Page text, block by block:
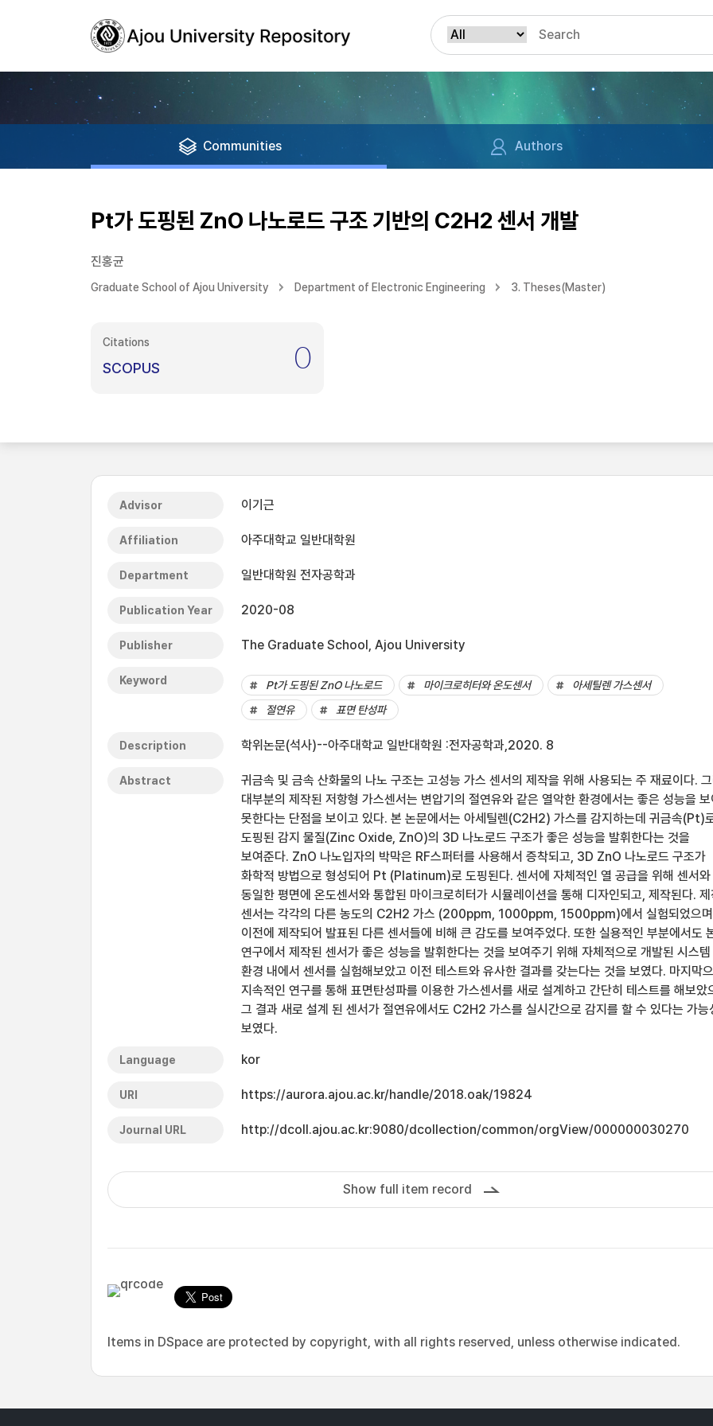
Communities Authors
Pt가 도핑된 ZnO 나노로드 구조 기반의 C2H2 센서 개발
진홍균
Graduate School of Ajou University Department of Electronic Engineering 3. Theses(Master)
Citations
SCOPUS 0
Advisor 이기근
Affiliation 아주대학교 일반대학원
Department 일반대학원 전자공학과
Publication Year 2020-08
Publisher The Graduate School, Ajou University
Keyword Pt가 도핑된 ZnO 나노로드 마이크로히터와 온도센서
아세틸렌 가스센서
절연유
표면 탄성파
Description 학위논문(석사)--아주대학교 일반대학원 :전자공학과,2020. 8
Abstract
귀금속 및 금속 산화물의 나노 구조는 고성능 가스 센서의 제작을 위해 사용되는 주 재료이다.
대부분의 제작된 저항형 가스센서는 변압기의 절연유와 같은 열악한 환경에서는 좋은 성능을 보
못한다는 단점을 보이고 있다. 본 논문에서는 아세틸렌(C2H2) 가스를 감지하는데 귀금속(Pt)
도핑된 감지 물질(Zinc Oxide, ZnO)의 3D 나노로드 구조가 좋은 성능을 발휘한다는 것을
보여준다. ZnO 나노입자의 박막은 RF스퍼터를 사용해서 증착되고, 3D ZnO 나노로드 구조가
화학적 방법으로 형성되어 Pt (Platinum)로 도핑된다. 센서에 자체적인 열 공급을 위해 센서와
동일한 평면에 온도센서와 통합된 마이크로히터가 시뮬레이션을 통해 디자인되고, 제작된다. 제
센서는 각각의 다른 농도의 C2H2 가스 (200ppm, 1000ppm, 1500ppm)에서 실험되었으며
이전에 제작되어 발표된 다른 센서들에 비해 큰 감도를 보여주었다. 또한 실용적인 부분에서도
연구에서 제작된 센서가 좋은 성능을 발휘한다는 것을 보여주기 위해 자체적으로 개발된 시스템
환경 내에서 센서를 실험해보았고 이전 테스트와 유사한 결과를 갖는다는 것을 보였다. 마지막
지속적인 연구를 통해 표면탄성파를 이용한 가스센서를 새로 설계하고 간단히 테스트를 해보았
그 결과 새로 설계 된 센서가 절연유에서도 C2H2 가스를 실시간으로 감지를 할 수 있다는 가능
보였다.
Language kor
URI https://aurora.ajou.ac.kr/handle/2018.oak/19824
Journal URL http://dcoll.ajou.ac.kr:9080/dcollection/common/orgView/000000030270
Show full item record
Items in DSpace are protected by copyright, with all rights reserved, unless otherwise indicated.